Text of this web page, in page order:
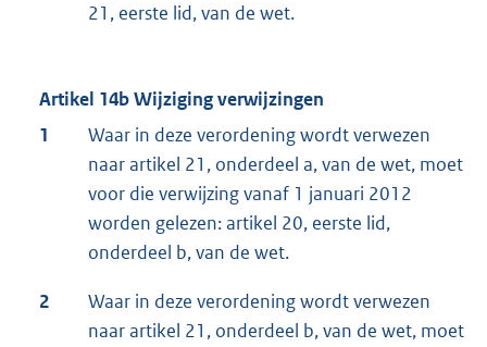
21, eerste lid, van de wet.
Artikel 14b Wijziging verwijzingen
1
Waar in deze verordening wordt verwezen
naar artikel 21, onderdeel a, van de wet, moet
voor die verwijzing vanaf 1 januari 2012
worden gelezen: artikel 20, eerste lid,
onderdeel b, van de wet.
2
Waar in deze verordening wordt verwezen
naar artikel 21, onderdeel b, van de wet, moet